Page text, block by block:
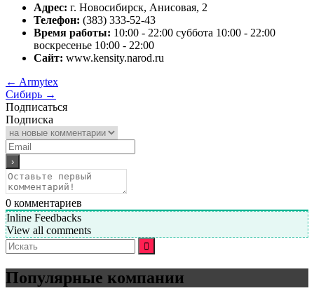
Адрес: г. Новосибирск, Анисовая, 2
Телефон: (383) 333-52-43
Время работы: 10:00 - 22:00 суббота 10:00 - 22:00
воскресенье 10:00 - 22:00
Сайт: www.kensity.narod.ru
← Armytex
Сибирь →
Подписаться
Подписка
0 комментариев
Inline Feedbacks
View all comments
Искать:
Популярные компании